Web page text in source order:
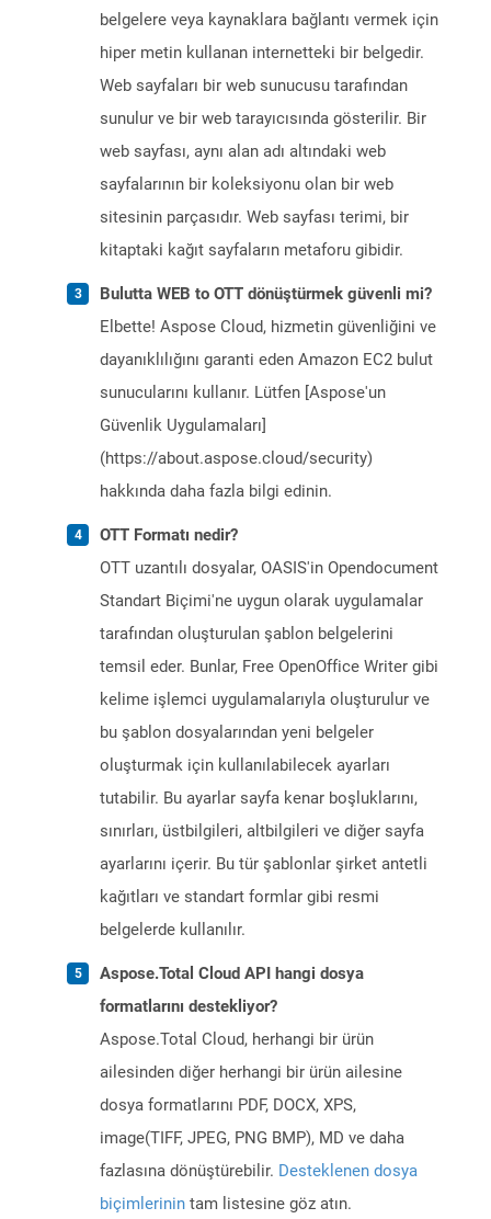
belgelere veya kaynaklara bağlantı vermek için
hiper metin kullanan internetteki bir belgedir.
Web sayfaları bir web sunucusu tarafından
sunulur ve bir web tarayıcısında gösterilir. Bir
web sayfası, aynı alan adı altındaki web
sayfalarının bir koleksiyonu olan bir web
sitesinin parçasıdır. Web sayfası terimi, bir
kitaptaki kağıt sayfaların metaforu gibidir.
Bulutta WEB to OTT dönüştürmek güvenli mi?
Elbette! Aspose Cloud, hizmetin güvenliğini ve
dayanıklılığını garanti eden Amazon EC2 bulut
sunucularını kullanır. Lütfen [Aspose'un
Güvenlik Uygulamaları]
(https://about.aspose.cloud/security)
hakkında daha fazla bilgi edinin.
OTT Formatı nedir?
OTT uzantılı dosyalar, OASIS'in Opendocument
Standart Biçimi'ne uygun olarak uygulamalar
tarafından oluşturulan şablon belgelerini
temsil eder. Bunlar, Free OpenOffice Writer gibi
kelime işlemci uygulamalarıyla oluşturulur ve
bu şablon dosyalarından yeni belgeler
oluşturmak için kullanılabilecek ayarları
tutabilir. Bu ayarlar sayfa kenar boşluklarını,
sınırları, üstbilgileri, altbilgileri ve diğer sayfa
ayarlarını içerir. Bu tür şablonlar şirket antetli
kağıtları ve standart formlar gibi resmi
belgelerde kullanılır.
Aspose.Total Cloud API hangi dosya
formatlarını destekliyor?
Aspose.Total Cloud, herhangi bir ürün
ailesinden diğer herhangi bir ürün ailesine
dosya formatlarını PDF, DOCX, XPS,
image(TIFF, JPEG, PNG BMP), MD ve daha
fazlasına dönüştürebilir. Desteklenen dosya
biçimlerinin tam listesine göz atın.